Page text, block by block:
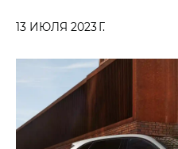
13 ИЮЛЯ 2023 Г.